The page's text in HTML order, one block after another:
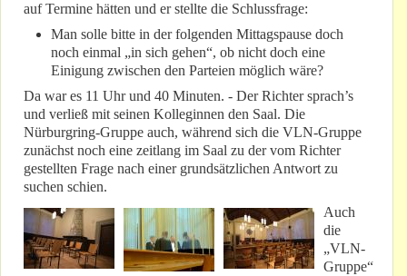
auf Termine hätten und er stellte die Schlussfrage:
Man solle bitte in der folgenden Mittagspause doch
noch einmal „in sich gehen“, ob nicht doch eine
Einigung zwischen den Parteien möglich wäre?
Da war es 11 Uhr und 40 Minuten. - Der Richter sprach’s
und verließ mit seinen Kolleginnen den Saal. Die
Nürburgring-Gruppe auch, während sich die VLN-Gruppe
zunächst noch eine zeitlang im Saal zu der vom Richter
gestellten Frage nach einer grundsätzlichen Antwort zu
suchen schien.
Auch
die
„VLN-
Gruppe“